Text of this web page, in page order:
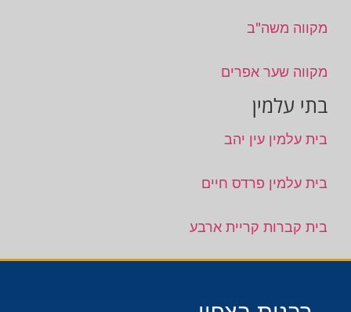
מקווה משה"ב
מקווה שער אפרים
בתי עלמין
בית עלמין עין יהב
בית עלמין פרדס חיים
בית קברות קריית ארבע